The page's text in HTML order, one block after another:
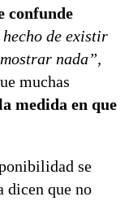
confunde
hecho de existir
nada”,
muchas
medida en que
se
dicen que no